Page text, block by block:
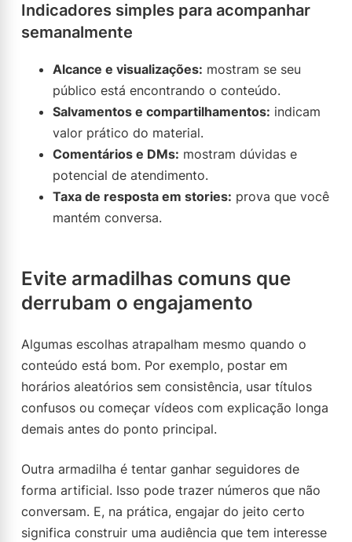
Indicadores simples para acompanhar
semanalmente
Alcance e visualizações: mostram se seu
público está encontrando o conteúdo.
Salvamentos e compartilhamentos: indicam
valor prático do material.
Comentários e DMs: mostram dúvidas e
potencial de atendimento.
Taxa de resposta em stories: prova que você
mantém conversa.
Evite armadilhas comuns que
derrubam o engajamento
Algumas escolhas atrapalham mesmo quando o
conteúdo está bom. Por exemplo, postar em
horários aleatórios sem consistência, usar títulos
confusos ou começar vídeos com explicação longa
demais antes do ponto principal.
Outra armadilha é tentar ganhar seguidores de
forma artificial. Isso pode trazer números que não
conversam. E, na prática, engajar do jeito certo
significa construir uma audiência que tem interesse